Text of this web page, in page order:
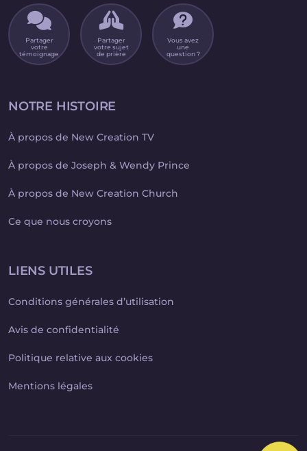
Partager
votre
témoignage
Partager
votre sujet
de prière
Vous avez
une
question ?
NOTRE HISTOIRE
À propos de New Creation TV
À propos de Joseph & Wendy Prince
À propos de New Creation Church
Ce que nous croyons
LIENS UTILES
Conditions générales d’utilisation
Avis de confidentialité
Politique relative aux cookies
Mentions légales